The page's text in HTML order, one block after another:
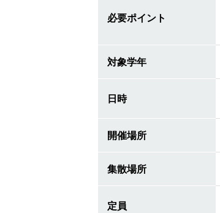
必要ポイント
対象学年
日時
開催場所
集散場所
定員